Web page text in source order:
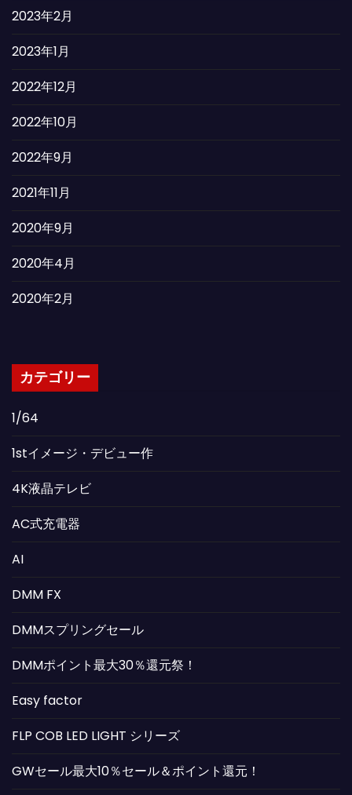
2023年2月
2023年1月
2022年12月
2022年10月
2022年9月
2021年11月
2020年9月
2020年4月
2020年2月
カテゴリー
1/64
1stイメージ・デビュー作
4K液晶テレビ
AC式充電器
AI
DMM FX
DMMスプリングセール
DMMポイント最大30％還元祭！
Easy factor
FLP COB LED LIGHT シリーズ
GWセール最大10％セール＆ポイント還元！